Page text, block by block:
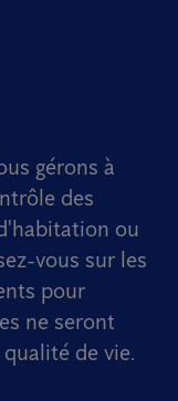
gérons à
des
ou
vous sur les
pour
ne seront
de vie.